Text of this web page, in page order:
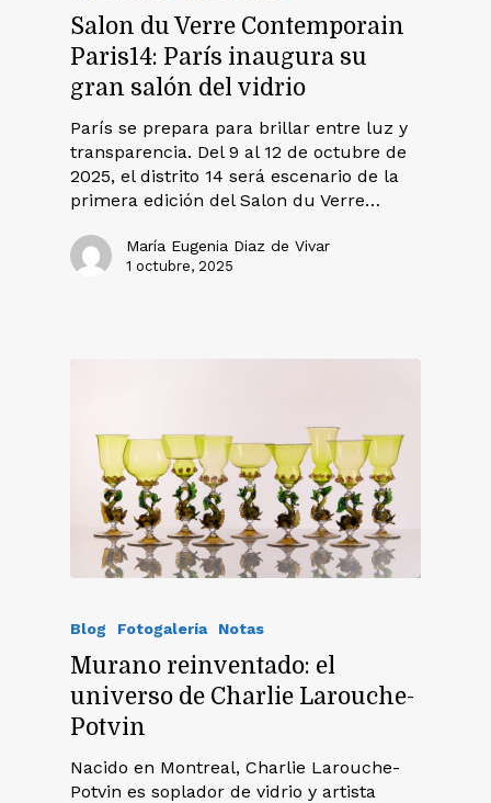
Salon du Verre Contemporain
Paris14: París inaugura su
gran salón del vidrio
París se prepara para brillar entre luz y
transparencia. Del 9 al 12 de octubre de
2025, el distrito 14 será escenario de la
primera edición del Salon du Verre…
María Eugenia Diaz de Vivar
1 octubre, 2025
Blog Fotogalería Notas
Murano reinventado: el
universo de Charlie Larouche-
Potvin
Nacido en Montreal, Charlie Larouche-
Potvin es soplador de vidrio y artista